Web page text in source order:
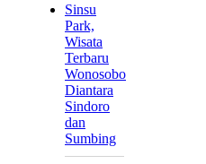
Sinsu
Park,
Wisata
Terbaru
Wonosobo
Diantara
Sindoro
dan
Sumbing